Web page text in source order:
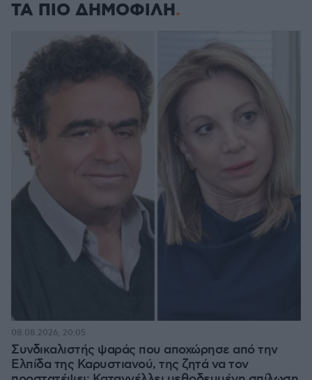
ΤΑ ΠΙΟ ΔΗΜΟΦΙΛΗ
Συνδικαλιστής ψαράς που αποχώρησε από την
Ελπίδα της Καρυστιανού, της ζητά να τον
08.08.2026, 20:05